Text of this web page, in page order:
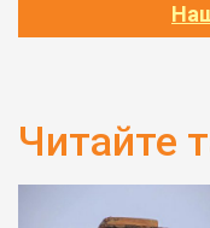
Читайте